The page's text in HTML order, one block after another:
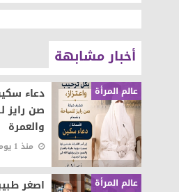
أخبار مشابهة
عالم المرأة
دعاء
صن رايز
والعمرة
منذ 1 يوم
عالم المرأة
اصغر